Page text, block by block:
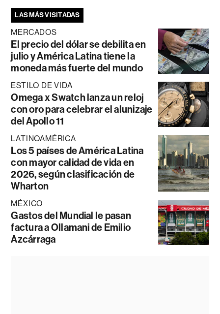
LAS MÁS VISITADAS
MERCADOS
El precio del dólar se debilita en
julio y América Latina tiene la
moneda más fuerte del mundo
ESTILO DE VIDA
Omega x Swatch lanza un reloj
con oro para celebrar el alunizaje
del Apollo 11
LATINOAMÉRICA
Los 5 países de América Latina
con mayor calidad de vida en
2026, según clasificación de
Wharton
MÉXICO
Gastos del Mundial le pasan
factura a Ollamani de Emilio
Azcárraga